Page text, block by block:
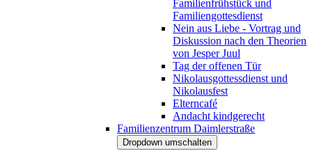
Familienfrühstück und
Familiengottesdienst
Nein aus Liebe - Vortrag und
Diskussion nach den Theorien
von Jesper Juul
Tag der offenen Tür
Nikolausgottessdienst und
Nikolausfest
Elterncafé
Andacht kindgerecht
Familienzentrum Daimlerstraße
Dropdown umschalten